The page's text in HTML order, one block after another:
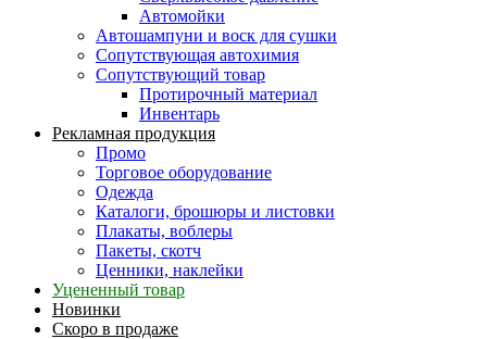
Автомойки
Автошампуни и воск для сушки
Сопутствующая автохимия
Сопутствующий товар
Протирочный материал
Инвентарь
Рекламная продукция
Промо
Торговое оборудование
Одежда
Каталоги, брошюры и листовки
Плакаты, воблеры
Пакеты, скотч
Ценники, наклейки
Уцененный товар
Новинки
Скоро в продаже